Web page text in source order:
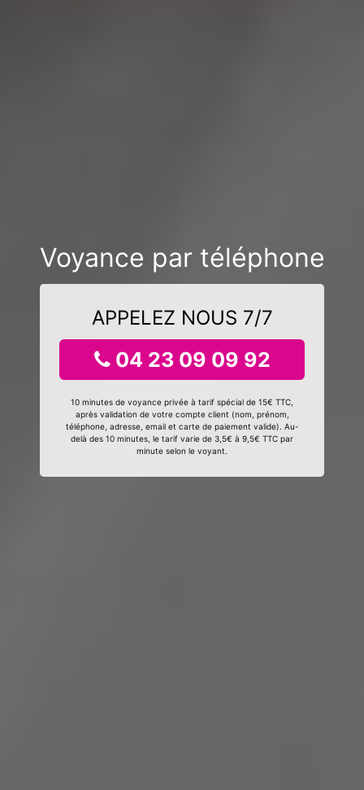
Voyance par téléphone
APPELEZ NOUS 7/7
04 23 09 09 92
10 minutes de voyance privée à tarif spécial de 15€ TTC,
après validation de votre compte client (nom, prénom,
téléphone, adresse, email et carte de paiement valide). Au-
delà des 10 minutes, le tarif varie de 3,5€ à 9,5€ TTC par
minute selon le voyant.